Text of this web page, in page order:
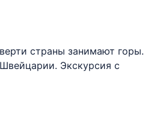
страны занимают горы.
Экскурсия с